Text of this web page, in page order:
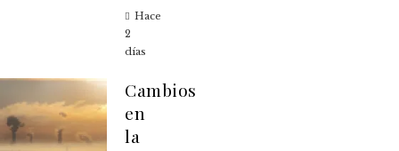
Hace
2
días
Cambios
en
la